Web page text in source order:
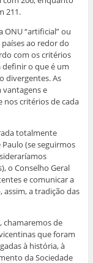
211.
ONU “artificial” ou
ao redor do
com os critérios
definir o que é um
divergentes. As
vantagens e
nos critérios de cada
totalmente
(se seguirmos
o Conselho Geral
e comunicar a
assim, a tradição das
chamaremos de
que foram
à história, à
da Sociedade